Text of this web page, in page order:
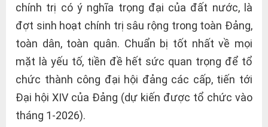
chính trị có ý nghĩa trọng đại của đất nước, là
đợt sinh hoạt chính trị sâu rộng trong toàn Đảng,
toàn dân, toàn quân. Chuẩn bị tốt nhất về mọi
mặt là yếu tố, tiền đề hết sức quan trọng để tổ
chức thành công đại hội đảng các cấp, tiến tới
Đại hội XIV của Đảng (dự kiến được tổ chức vào
tháng 1-2026).